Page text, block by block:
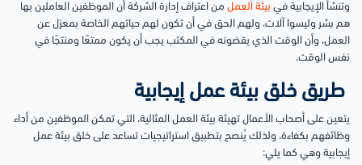
وتنشأ الإيجابية في بيئة العمل من اعتراف إدارة الشركة أن الموظفين العاملين بها
هم بشر وليسوا آلات، ولهم الحق في أن تكون لهم حياتهم الخاصة بمعزل عن
العمل، وأن الوقت الذي يقضونه في المكتب يجب أن يكون ممتعًا ومنتجًا في
نفس الوقت.
طريق خلق بيئة عمل إيجابية
يتعين على أصحاب الأعمال تهيئة بيئة العمل المثالية، التي تمكن الموظفين من أداء
وظائفهم بكفاءة، ولذلك يُنصح بتطبيق استراتيجيات تساعد على خلق بيئة عمل
إيجابية وهي كما يلي: